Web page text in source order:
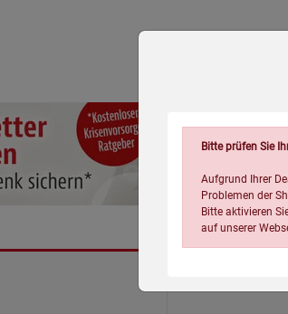
Bitte prüfen Sie
Aufgrund Ihrer
Problemen der
Bitte aktivieren
auf unserer